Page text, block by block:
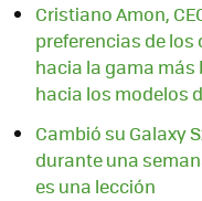
Cristiano Amon,
preferencias de
hacia la gama
hacia los modelos
Cambió su Galaxy
durante una
es una lección